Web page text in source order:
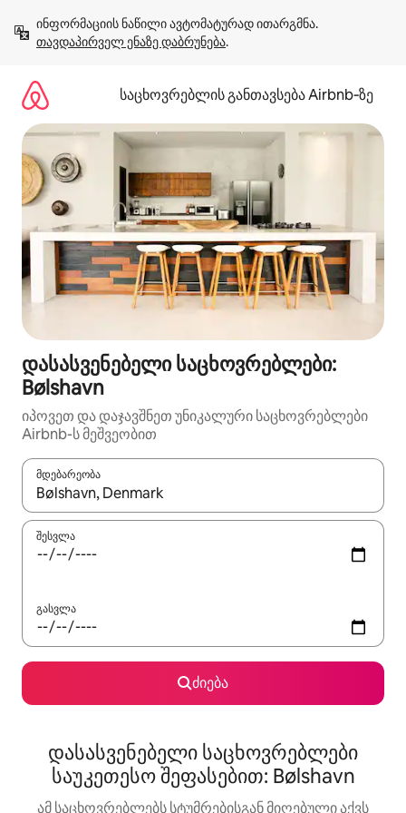
გადასვლა
თავდაპირველ ენაზე დაბრუნება.
საცხოვრებლის განთავსება Airbnb‑ზე
დასასვენებელი საცხოვრებლები:
Bølshavn
იპოვეთ და დაჯავშნეთ უნიკალური საცხოვრებლები
Airbnb-ს მეშვეობით
მდებარეობა
როცა შედეგები ხელმისაწვდომი გახდება, ნავიგაციისთვის
შესვლა
გასვლა
ძიება
დასასვენებელი საცხოვრებლები
საუკეთესო შეფასებით: Bølshavn
ამ საცხოვრებლებს სტუმრებისგან მიღებული აქვს